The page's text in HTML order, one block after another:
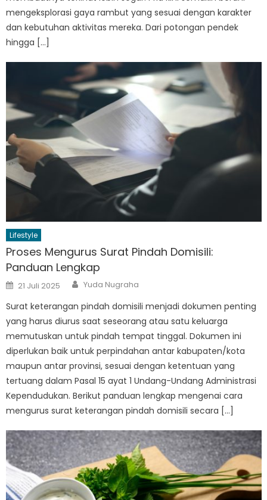
mengeksplorasi gaya rambut yang sesuai dengan karakter
dan kebutuhan aktivitas mereka. Dari potongan pendek
hingga […]
Lifestyle
Proses Mengurus Surat Pindah Domisili:
Panduan Lengkap
Posted
on
21 Juli 2025 Author
Yuda Nugraha
Surat keterangan pindah domisili menjadi dokumen penting
yang harus diurus saat seseorang atau satu keluarga
memutuskan untuk pindah tempat tinggal. Dokumen ini
diperlukan baik untuk perpindahan antar kabupaten/kota
maupun antar provinsi, sesuai dengan ketentuan yang
tertuang dalam Pasal 15 ayat 1 Undang-Undang Administrasi
Kependudukan. Berikut panduan lengkap mengenai cara
mengurus surat keterangan pindah domisili secara […]